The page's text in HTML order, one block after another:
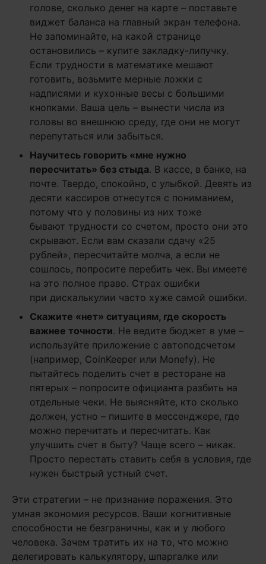
голове, сколько денег на карте – поставьте
виджет баланса на главный экран телефона.
Не запоминайте, на какой странице
остановились – купите закладку-липучку.
Если трудности в математике мешают
готовить, возьмите мерные ложки с
надписями и кухонные весы с большими
кнопками. Ваша цель – вынести числа из
головы во внешнюю среду, где они не могут
перепутаться или забыться.
Научитесь говорить «мне нужно
пересчитать» без стыда. В кассе, в банке, на
почте. Твердо, спокойно, с улыбкой. Девять из
десяти кассиров отнесутся с пониманием,
потому что у половины из них тоже
бывают трудности со счетом, просто они это
скрывают. Если вам сказали сдачу «25
рублей», пересчитайте молча, а если не
сошлось, попросите перебить чек. Вы имеете
на это полное право. Страх ошибки
при дискалькулии часто хуже самой ошибки.
Скажите «нет» ситуациям, где скорость
важнее точности. Не ведите бюджет в уме –
используйте приложение с автоподсчетом
(например, CoinKeeper или Monefy). Не
пытайтесь поделить счет в ресторане на
пятерых – попросите официанта разбить на
отдельные чеки. Не выясняйте, кто сколько
должен, устно – пишите в мессенджере, где
можно перечитать и пересчитать. Как
улучшить счет в быту? Чаще всего – никак.
Просто перестать ставить себя в условия, где
нужен быстрый устный счет.
Эти стратегии – не признание поражения. Это
умная экономия ресурсов. Ваши когнитивные
способности не безграничны, как и у любого
человека. Зачем тратить их на то, что можно
делегировать калькулятору, шпаргалке или